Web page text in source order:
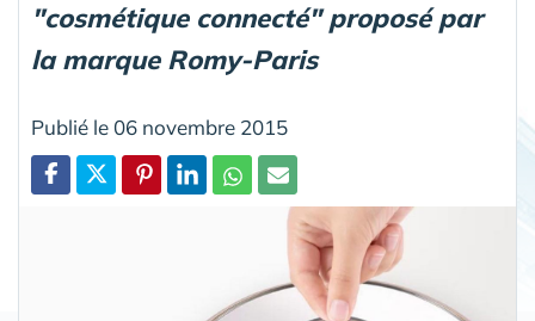
"cosmétique connecté" proposé par
la marque Romy-Paris
Publié le 06 novembre 2015